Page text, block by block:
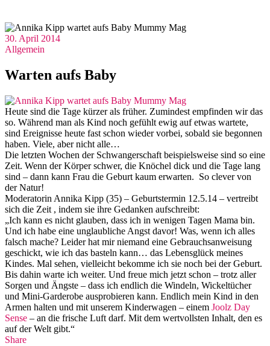
30. April 2014
Allgemein
Warten aufs Baby
Heute sind die Tage kürzer als früher. Zumindest empfinden wir das
so. Während man als Kind noch gefühlt ewig auf etwas wartete,
sind Ereignisse heute fast schon wieder vorbei, sobald sie begonnen
haben. Viele, aber nicht alle…
Die letzten Wochen der Schwangerschaft beispielsweise sind so eine
Zeit. Wenn der Körper schwer, die Knöchel dick und die Tage lang
sind – dann kann Frau die Geburt kaum erwarten. So clever von
der Natur!
Moderatorin Annika Kipp (35) – Geburtstermin 12.5.14 – vertreibt
sich die Zeit , indem sie ihre Gedanken aufschreibt:
„Ich kann es nicht glauben, dass ich in wenigen Tagen Mama bin.
Und ich habe eine unglaubliche Angst davor! Was, wenn ich alles
falsch mache? Leider hat mir niemand eine Gebrauchsanweisung
geschickt, wie ich das basteln kann… das Lebensglück meines
Kindes. Mal sehen, vielleicht bekomme ich sie noch bei der Geburt.
Bis dahin warte ich weiter. Und freue mich jetzt schon – trotz aller
Sorgen und Ängste – dass ich endlich die Windeln, Wickeltücher
und Mini-Garderobe ausprobieren kann. Endlich mein Kind in den
Armen halten und mit unserem Kinderwagen – einem Joolz Day
Sense – an die frische Luft darf. Mit dem wertvollsten Inhalt, den es
auf der Welt gibt.‎“
Share